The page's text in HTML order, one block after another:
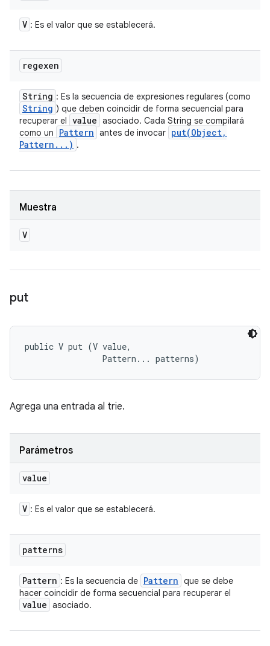
V : Es el valor que se establecerá.
regexen
String : Es la secuencia de expresiones regulares (como
String ) que deben coincidir de forma secuencial para
recuperar el value asociado. Cada String se compilará
como un
Pattern antes de invocar put(Object,
Pattern . . . ) .
Muestra
V
put
public V put (V value,
                Pattern... patterns)
Agrega una entrada al trie.
Parámetros
value
V : Es el valor que se establecerá.
patterns
Pattern : Es la secuencia de Pattern que se debe
hacer coincidir de forma secuencial para recuperar el
value asociado.